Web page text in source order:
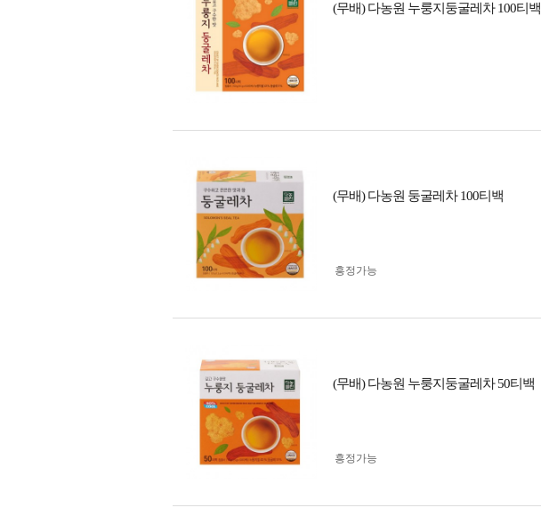
(무배) 다농원 누룽지둥굴레차 100티백
(무배) 다농원 둥굴레차 100티백
흥정가능
(무배) 다농원 누룽지둥굴레차 50티백
흥정가능